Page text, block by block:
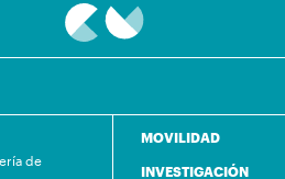
de
MOVILIDAD
INVESTIGACIÓN